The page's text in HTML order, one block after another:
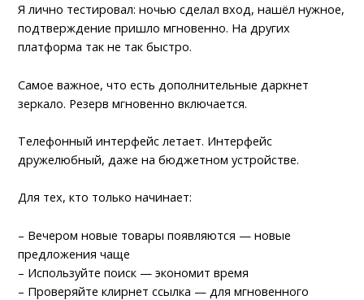
Я лично тестировал: ночью сделал вход, нашёл нужное,
подтверждение пришло мгновенно. На других
платформа так не так быстро.
Самое важное, что есть дополнительные даркнет
зеркало. Резерв мгновенно включается.
Телефонный интерфейс летает. Интерфейс
дружелюбный, даже на бюджетном устройстве.
Для тех, кто только начинает:
– Вечером новые товары появляются — новые
предложения чаще
– Используйте поиск — экономит время
– Проверяйте клирнет ссылка — для мгновенного